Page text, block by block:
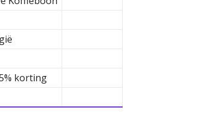
korting